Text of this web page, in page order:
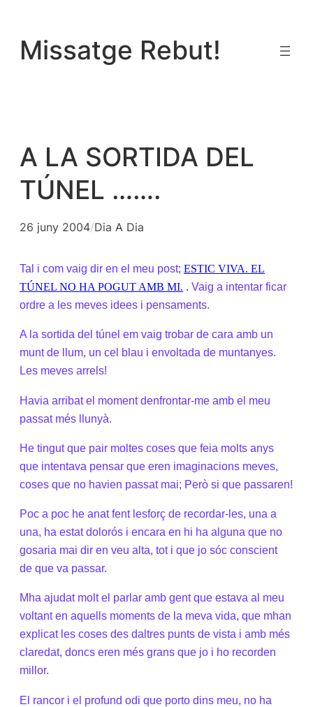
contingut
Missatge Rebut!
A LA SORTIDA DEL
TÚNEL …….
26 juny 2004/Dia A Dia
Tal i com vaig dir en el meu post; ESTIC VIVA. EL
TÚNEL NO HA POGUT AMB MI. . Vaig a intentar ficar
ordre a les meves idees i pensaments.
A la sortida del túnel em vaig trobar de cara amb un
munt de llum, un cel blau i envoltada de muntanyes.
Les meves arrels!
Havia arribat el moment denfrontar-me amb el meu
passat més llunyà.
He tingut que pair moltes coses que feia molts anys
que intentava pensar que eren imaginacions meves,
coses que no havien passat mai; Però si que passaren!
Poc a poc he anat fent lesforç de recordar-les, una a
una, ha estat dolorós i encara en hi ha alguna que no
gosaria mai dir en veu alta, tot i que jo sóc conscient
de que va passar.
Mha ajudat molt el parlar amb gent que estava al meu
voltant en aquells moments de la meva vida, que mhan
explicat les coses des daltres punts de vista i amb més
claredat, doncs eren més grans que jo i ho recorden
millor.
El rancor i el profund odi que porto dins meu, no ha